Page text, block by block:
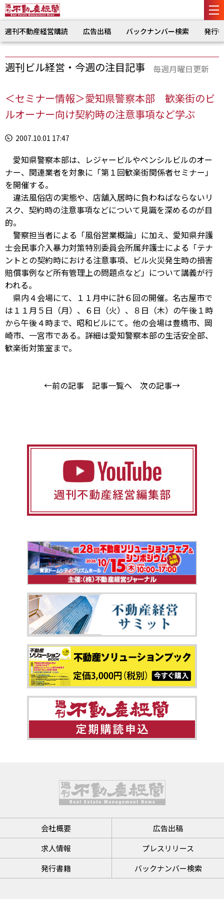
週刊不動産経営購読 広告出稿 バックナンバー検索 発行
週刊ビル経営・今週の注目記事 毎週月曜日更新
＜セミナー情報＞愛知県警察本部 歓楽街のビ
ルオーナー向け契約時の注意事項など学ぶ
2007.10.01 17:47
愛知県警察本部は、レジャービルやペンシルビルのオー
ナー、関連業者を対象に「第１回歓楽街関係者セミナー」
を開催する。
違法風俗店の実態や、店舗入居時に負わねばならないリ
スク、契約時の注意事項などについて見識を深めるのが目
的。
警察担当者による「風俗営業概論」に加え、愛知県弁護
士会民事介入暴力対策特別委員会所属弁護士による「テナ
ントとの契約時における注意事項、ビル火災発生時の損害
賠償事例など所有管理上の問題点など」について講義が行
われる。
県内４会場にて、１１月中に計６回の開催。名古屋市で
は１１月５日（月）、６日（火）、８日（木）の午後１時
から午後４時まで、昭和ビルにて。他の会場は豊橋市、岡
崎市、一宮市である。詳細は愛知警察本部の生活安全部、
歓楽街対策室まで。
←前の記事 記事一覧へ 次の記事→
会社概要
広告出稿
求人情報
プレスリリース
発行書籍
バックナンバー検索